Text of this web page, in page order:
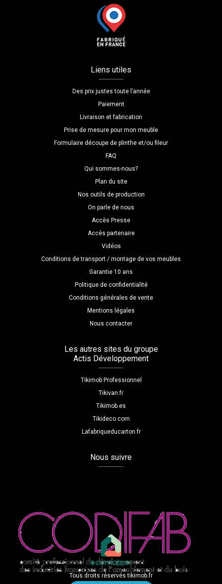
Liens utiles
Des prix justes toute l’année
Paiement
Livraison et fabrication
Prise de mesure pour mon meuble
Formulaire découpe de plinthe et/ou fileur
FAQ
Qui sommes-nous?
Plan du site
Nos outils de production
On parle de nous
Accès Presse
Accès partenaire
Vidéos
Conditions de transport / montage de vos meubles
Garantie 10 ans
Politique de confidentialité
Conditions générales de vente
Mentions légales
Nous contacter
Les autres sites du groupe
Actis Développement
Tikimob Professionnel
Tikivan.fr
Tikimob.es
Tikideco.com
Lafabriqueducarton.fr
Nous suivre
Tous droits réservés tikimob.fr